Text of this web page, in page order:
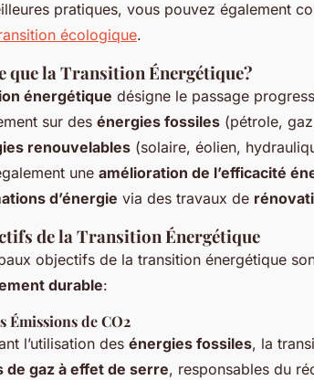
pratiques, vous pouvez également
écologique.
que la Transition Énergétique?
énergétique désigne le passage
sur des énergies fossiles (pétrole,
renouvelables (solaire, éolien,
une amélioration de l’efficacité
d’énergie via des travaux de
de la Transition Énergétique
objectifs de la transition énergétique
durable:
Émissions de CO2
l’utilisation des énergies fossiles, la
de gaz à effet de serre, responsables du